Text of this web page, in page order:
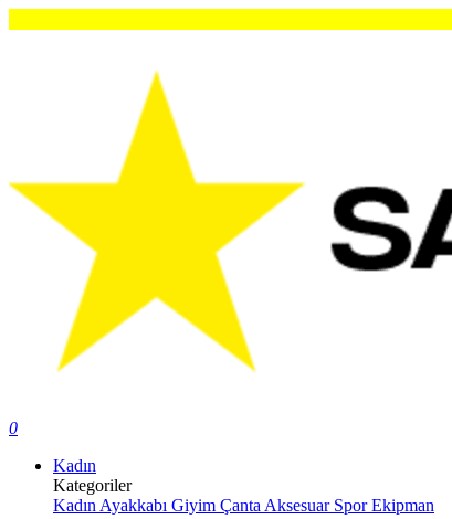
0
Kadın
Kategoriler
Kadın Ayakkabı Giyim Çanta Aksesuar Spor Ekipman